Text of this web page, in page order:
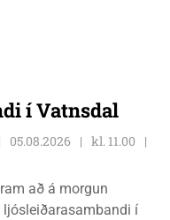
í Vatnsdal
05.08.2026
kl. 11.00
að á morgun
í